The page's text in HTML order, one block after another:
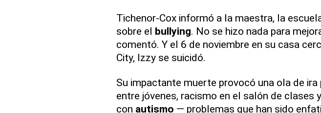
Tichenor-Cox informó a la maestra, la
sobre el bullying. No se hizo nada para
comentó. Y el 6 de noviembre en su casa
City, Izzy se suicidó.
Su impactante muerte provocó una ola de ira
entre jóvenes, racismo en el salón de clases
con autismo — problemas que han sido